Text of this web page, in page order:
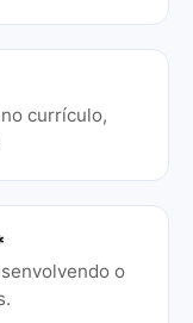
currículo,
o